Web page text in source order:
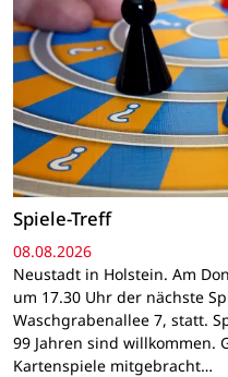
Spiele-Treff
08.08.2026
Neustadt in Holstein. Am
um 17.30 Uhr der nächste
Waschgrabenallee 7, statt.
99 Jahren sind willkommen.
Kartenspiele mitgebracht…